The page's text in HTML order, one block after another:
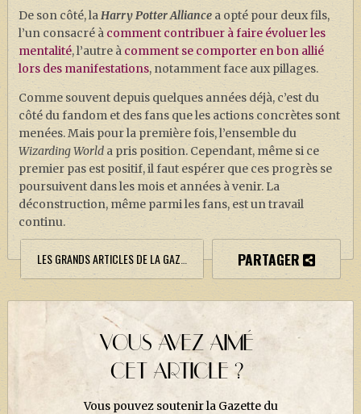
De son côté, laHarry Potter Alliancea opté pour deux fils,
l’un consacré à comment contribuer à faire évoluer les
mentalité, l’autre à comment se comporter en bon allié
lors des manifestations, notamment face aux pillages.
Comme souvent depuis quelques années déjà, c’est du
côté du fandom et des fans que les actions concrètes sont
menées. Mais pour la première fois, l’ensemble du
Wizarding Worlda pris position. Cependant, même si ce
premier pas est positif, il faut espérer que ces progrès se
poursuivent dans les mois et années à venir. La
déconstruction, même parmi les fans, est un travail
continu.
PARTAGER
VOUS AVEZ AIMÉ
CET ARTICLE ?
Vous pouvez soutenir la Gazette du